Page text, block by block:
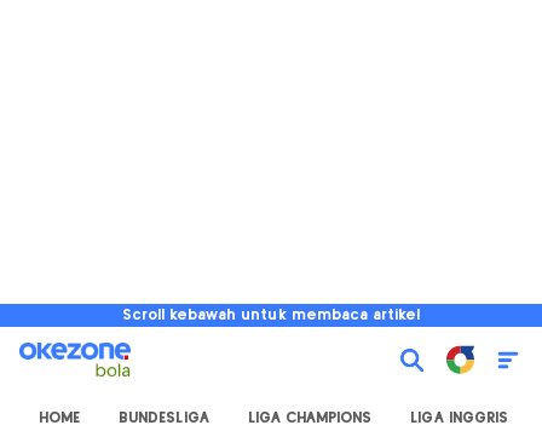
Scroll kebawah untuk membaca artikel
HOME BUNDESLIGA LIGA CHAMPIONS LIGA INGGRIS